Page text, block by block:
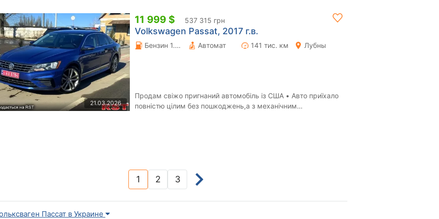
21.03.2026
11 999 $ 537 315 грн
Volkswagen Passat, 2017 г.в.
Бензин 1.8 л. Автомат 141 тис. км Лубны
Продам свіжо пригнаний автомобіль із США • Авто приїхало
повністю цілим без пошкоджень,а з механічним
1(current)
2 3
Пассат в Украине